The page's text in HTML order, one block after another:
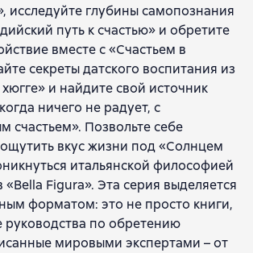
исследуйте глубины самопознания
путь к счастью» и обретите
вместе с «Счастьем в
секреты датского воспитания из
и найдите свой источник
ничего не радует, с
счастьем». Позвольте себе
вкус жизни под «Солнцем
итальянской философией
«Bella Figura». Эта серия выделяется
форматом: это не просто книги,
руководства по обретению
мировыми экспертами – от